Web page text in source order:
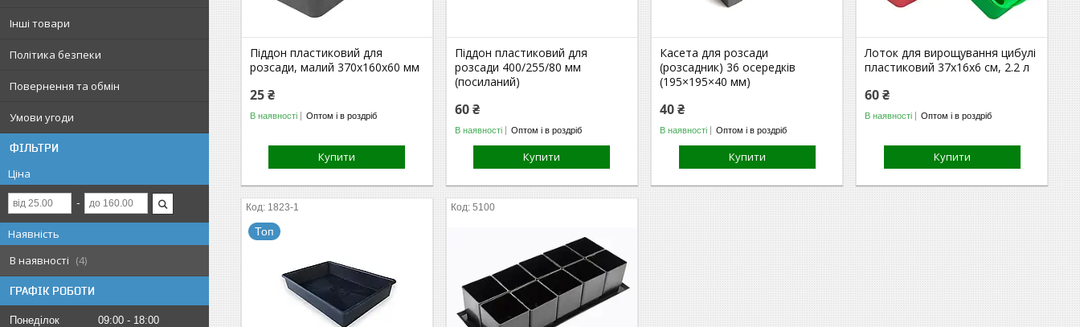
Інші товари
Політика безпеки
Повернення та обмін
Умови угоди
ФІЛЬТРИ
Ціна
Наявність
В наявності
4
ГРАФІК РОБОТИ
Понеділок 09:00
18:00
Піддон пластиковий для
розсади, малий 370х160х60 мм
25 ₴
В наявності Оптом і в роздріб
Купити
Піддон пластиковий для
розсади 400/255/80 мм
(посиланий)
60 ₴
В наявності Оптом і в роздріб
Купити
Касета для розсади
(розсадник) 36 осередків
(195×195×40 мм)
40 ₴
В наявності Оптом і в роздріб
Купити
Лоток для вирощування цибулі
пластиковий 37х16х6 см, 2.2 л
60 ₴
В наявності Оптом і в роздріб
Купити
1823-1
Топ
5100